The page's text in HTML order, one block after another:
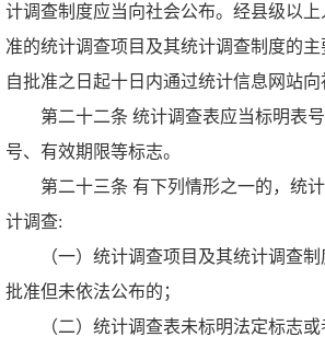
计调查制度应当向社会公布。经县级以
准的统计调查项目及其统计调查制度的
自批准之日起十日内通过统计信息网站向
第二十二条 统计调查表应当标明表
号、有效期限等标志。
第二十三条 有下列情形之一的，统
计调查:
（一）统计调查项目及其统计调查
批准但未依法公布的；
（二）统计调查表未标明法定标志